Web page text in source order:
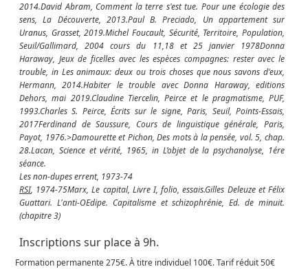
2014.David Abram, Comment la terre s'est tue. Pour une écologie des
sens, La Découverte, 2013.Paul B. Preciado, Un appartement sur
Uranus, Grasset, 2019.Michel Foucault, Sécurité, Territoire, Population,
Seuil/Gallimard, 2004 cours du 11,18 et 25 janvier 1978Donna
Haraway, Jeux de ficelles avec les espèces compagnes: rester avec le
trouble, in Les animaux: deuxou trois choses que nous savons d'eux,
Hermann, 2014.Habiter le trouble avec Donna Haraway, editions
Dehors, mai 2019.Claudine Tiercelin, Peirce et le pragmatisme, PUF,
1993.Charles S. Peirce,Écrits sur le signe, Paris, Seuil, Points-Essais,
2017Ferdinand de Saussure, Cours de linguistique générale, Paris,
Payot, 1976.>Damourette et Pichon,Des mots à la pensée, vol. 5, chap.
28.Lacan, Science et vérité, 1965, in L’objet de la psychanalyse, 1ére
séance.
Les non-dupes errent, 1973-74
RSI, 1974-75Marx,Le capital, Livre I, folio, essais.Gilles Deleuze et Félix
Guattari. L'anti-OEdipe. Capitalisme et schizophrénie, Ed. de minuit.
(chapitre 3)
Inscriptions sur place à 9h.
Formation permanente 275€. À titre individuel 100€. Tarif réduit 50€